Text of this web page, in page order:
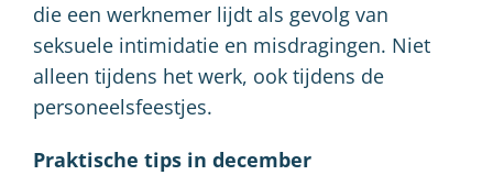
die een werknemer lijdt als gevolg van
seksuele intimidatie en misdragingen. Niet
alleen tijdens het werk, ook tijdens de
personeelsfeestjes.
Praktische tips in december